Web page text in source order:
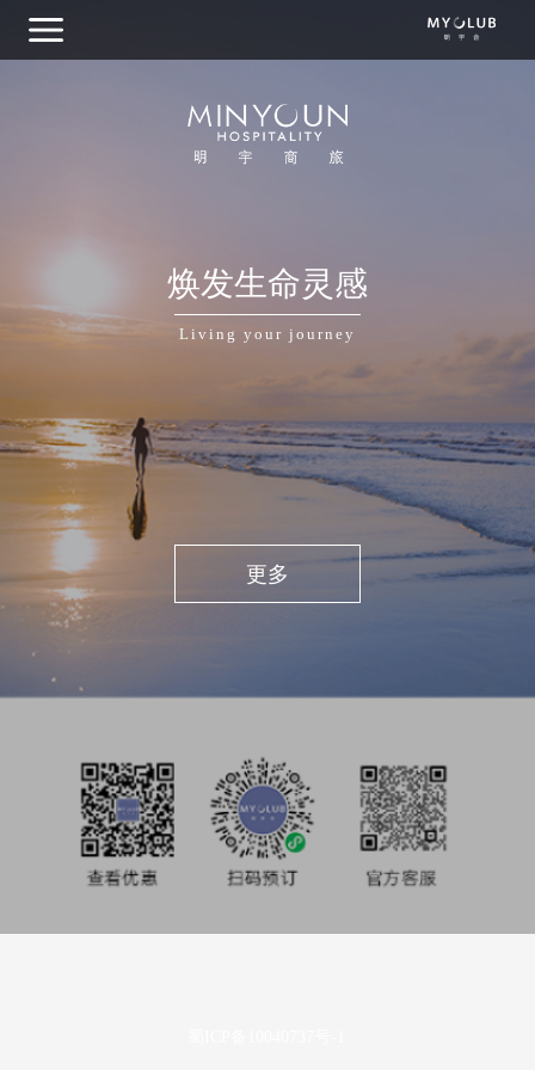
集团概览
目的地探索
商务出行
私享旅行
酒店业主
媒体中心
使用条款及隐私声明
焕发生命灵感
Living your journey
更多